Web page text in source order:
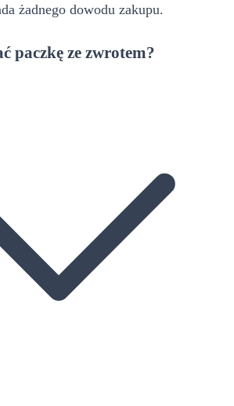
żadnego dowodu zakupu.
paczkę ze zwrotem?